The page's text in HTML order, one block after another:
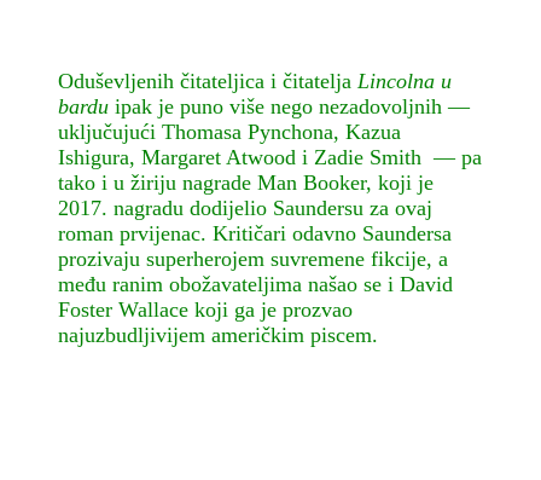
Oduševljenih čitateljica i čitatelja Lincolna u
bardu ipak je puno više nego nezadovoljnih —
uključujući Thomasa Pynchona, Kazua
Ishigura, Margaret Atwood i Zadie Smith — pa
tako i u žiriju nagrade Man Booker, koji je
2017. nagradu dodijelio Saundersu za ovaj
roman prvijenac. Kritičari odavno Saundersa
prozivaju superherojem suvremene fikcije, a
među ranim obožavateljima našao se i David
Foster Wallace koji ga je prozvao
najuzbudljivijem američkim piscem.